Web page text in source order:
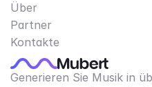
Über
Partner
Kontakte
Generieren Sie Musik in